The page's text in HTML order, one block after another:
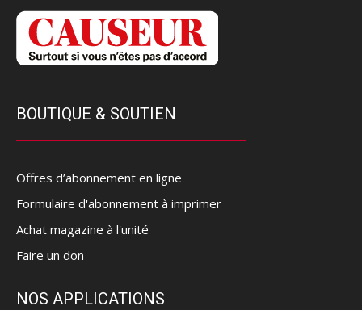
BOUTIQUE & SOUTIEN
Offres d’abonnement en ligne
Formulaire d'abonnement à imprimer
Achat magazine à l'unité
Faire un don
NOS APPLICATIONS